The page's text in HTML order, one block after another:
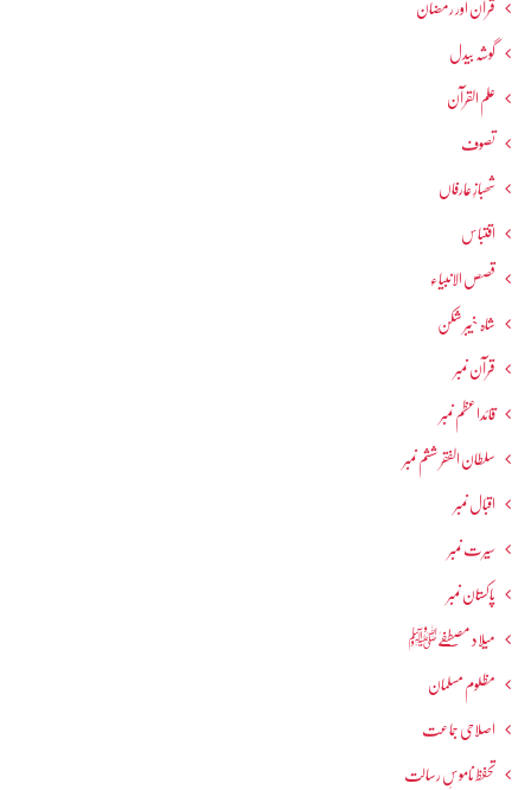
قرآن اور رمضان
گوشہ بیدل
علم القرآن
تصوف
شھبازِ عارفاں
اقتباس
قصص الانبیاء
شاہ خیبر شکن
قرآن نمبر
قائداعظم نمبر
سلطان الفقر ششم نمبر
اقبال نمبر
سیرت نمبر
پاکستان نمبر
میلاد مصطفےٰﷺ
مظلوم مسلمان
اصلاحی جماعت
تحفظ ناموسِ رسالت